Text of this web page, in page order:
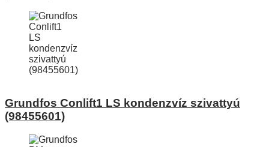
Grundfos Conlift1 LS kondenzvíz szivattyú
(98455601)